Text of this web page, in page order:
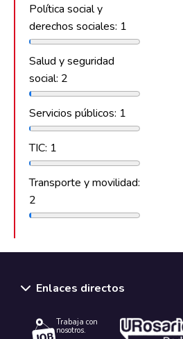
Política social y
derechos sociales: 1
Salud y seguridad
social: 2
Servicios públicos: 1
TIC: 1
Transporte y movilidad:
2
Enlaces directos
Trabaja con
nosotros.